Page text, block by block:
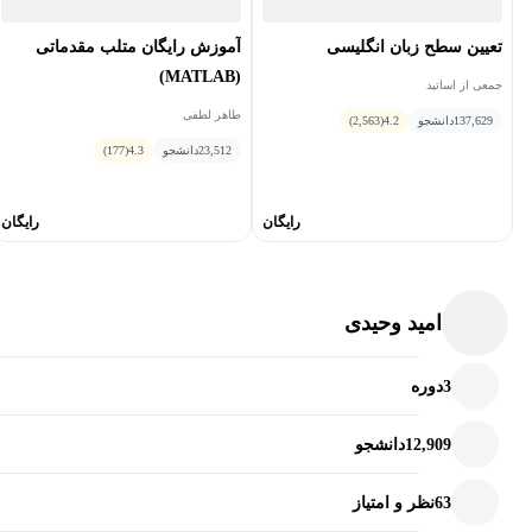
تعیین سطح زبان انگلیسی
جمعی از اساتید
137,629دانشجو 4.2
(2,563)
رایگان
آموزش رایگان متلب مقدماتی
(MATLAB)
طاهر لطفی
23,512دانشجو 4.3
(177)
رایگان
امید وحیدی
3دوره
12,909دانشجو
63نظر و امتیاز